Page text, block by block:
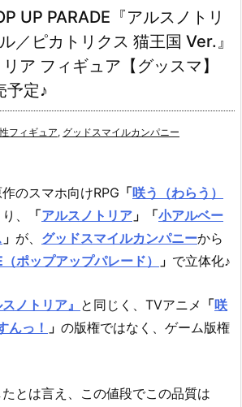
UP PARADE『アルスノトリ
／ピカトリクス 猫王国 Ver.』
ア フィギュア【グッスマ】
予定♪
フィギュア, グッドスマイルカンパニー
作のスマホ向けRPG 「咲う（わらう）
、 「アルスノトリア 」 「小アルベー
」 が、 グッドスマイルカンパニーから
ポップアップパレード） 」 で立体化♪
ノトリア』 と同じく、TVアニメ 「咲
んっ！ 」 の版権ではなく、ゲーム版権
とは言え、この値段でこの品質は